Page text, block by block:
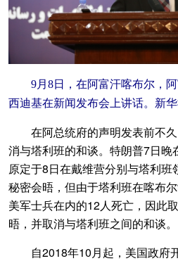
9月8日，在阿富汗喀布尔，阿
西迪基在新闻发布会上讲话。新华
在阿总统府的声明发表前不久
消与塔利班的和谈。特朗普7日晚
原定于8日在戴维营分别与塔利
秘密会晤，但由于塔利班在喀布
美军士兵在内的12人死亡，因此
晤，并取消与塔利班之间的和谈。
自2018年10月起，美国政府